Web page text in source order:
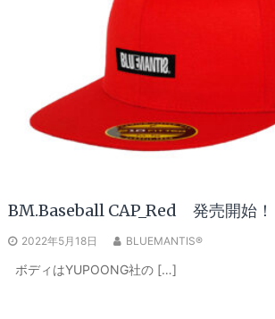
BM.Baseball CAP_Red 発売開始！
2022年5月18日 BLUEMANTIS®
ボディはYUPOONG社の […]